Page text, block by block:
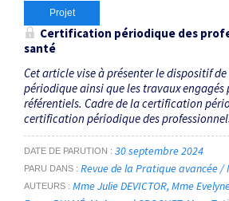
Projet
Certification périodique des
santé
Cet article vise à présenter le dispositif
périodique ainsi que les travaux engagés
référentiels. Cadre de la certification
certification périodique des
DATE DE PARUTION 30 septembre 2024
PARU DANS Revue de la Pratique avancée /
AUTEURS Mme Julie DEVICTOR Mme